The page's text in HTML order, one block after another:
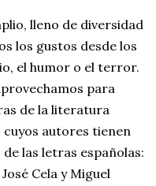
lleno de diversidad
los gustos desde los
el humor o el terror.
para
de la literatura
autores tienen
las letras españolas:
Cela y Miguel